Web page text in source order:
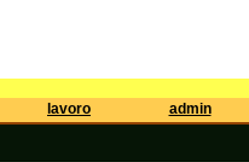
lavoro admin